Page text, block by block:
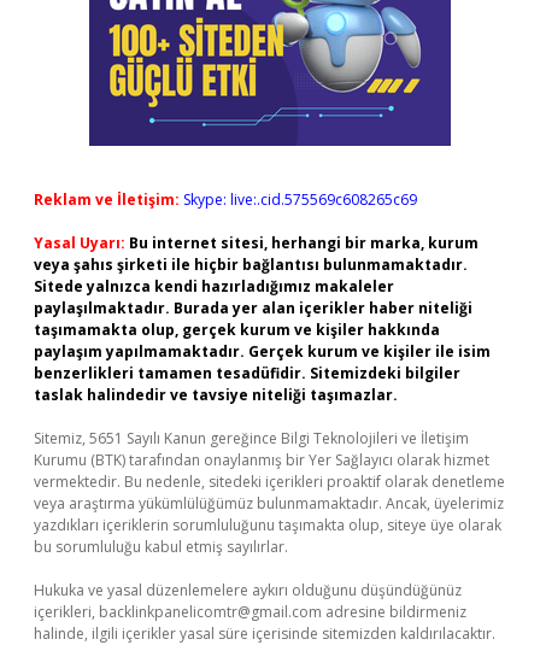
Reklam ve İletişim: Skype: live:.cid.575569c608265c69
Yasal Uyarı: Bu internet sitesi, herhangi bir marka, kurum
veya şahıs şirketi ile hiçbir bağlantısı bulunmamaktadır.
Sitede yalnızca kendi hazırladığımız makaleler
paylaşılmaktadır. Burada yer alan içerikler haber niteliği
taşımamakta olup, gerçek kurum ve kişiler hakkında
paylaşım yapılmamaktadır. Gerçek kurum ve kişiler ile isim
benzerlikleri tamamen tesadüfidir. Sitemizdeki bilgiler
taslak halindedir ve tavsiye niteliği taşımazlar.
Sitemiz, 5651 Sayılı Kanun gereğince Bilgi Teknolojileri ve İletişim
Kurumu (BTK) tarafından onaylanmış bir Yer Sağlayıcı olarak hizmet
vermektedir. Bu nedenle, sitedeki içerikleri proaktif olarak denetleme
veya araştırma yükümlülüğümüz bulunmamaktadır. Ancak, üyelerimiz
yazdıkları içeriklerin sorumluluğunu taşımakta olup, siteye üye olarak
bu sorumluluğu kabul etmiş sayılırlar.
Hukuka ve yasal düzenlemelere aykırı olduğunu düşündüğünüz
içerikleri, backlinkpanelicomtr@gmail.com adresine bildirmeniz
halinde, ilgili içerikler yasal süre içerisinde sitemizden kaldırılacaktır.